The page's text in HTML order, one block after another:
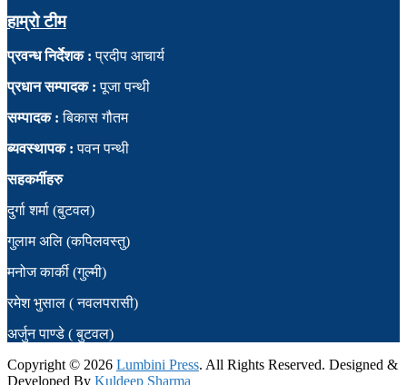
हाम्रो टीम
प्रवन्ध निर्देशक : प्रदीप आचार्य
प्रधान सम्पादक : पूजा पन्थी
सम्पादक :बिकास गौतम
ब्यवस्थापक : पवन पन्थी
सहकर्मीहरु
दुर्गा शर्मा (बुटवल)
गुलाम अलि (कपिलवस्तु)
मनोज कार्की (गुल्मी)
रमेश भुसाल ( नवलपरासी)
अर्जुन पाण्डे ( बुटवल)
Copyright © 2026 Lumbini Press. All Rights Reserved. Designed &
Developed By Kuldeep Sharma